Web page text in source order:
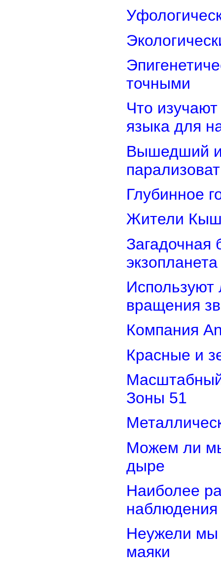
точными
Что
языка для
Вышедший
Глубинное
Жители
Загадочная
экзопланета
Используют
вращения
Компания
Красные и
Зоны 51
Можем ли мы
дыре
Наиболее
Неужели мы
маяки